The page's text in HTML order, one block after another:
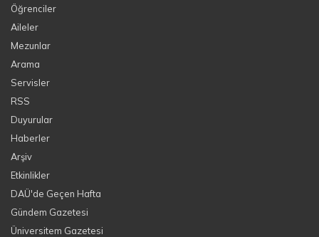
Öğrenciler
Aileler
Mezunlar
Arama
Servisler
RSS
Duyurular
Haberler
Arşiv
Etkinlikler
DAÜ'de Geçen Hafta
Gündem Gazetesi
Üniversitem Gazetesi